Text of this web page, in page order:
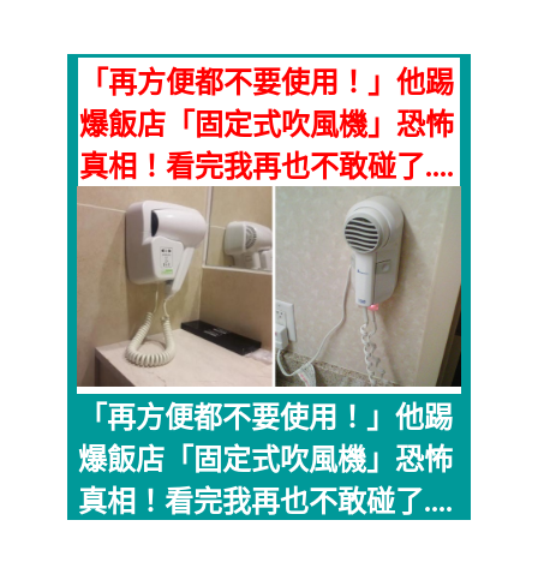
「再方便都不要使用！」他踢
爆飯店「固定式吹風機」恐怖
真相！看完我再也不敢碰了....
「再方便都不要使用！」他踢
爆飯店「固定式吹風機」恐怖
真相！看完我再也不敢碰了....